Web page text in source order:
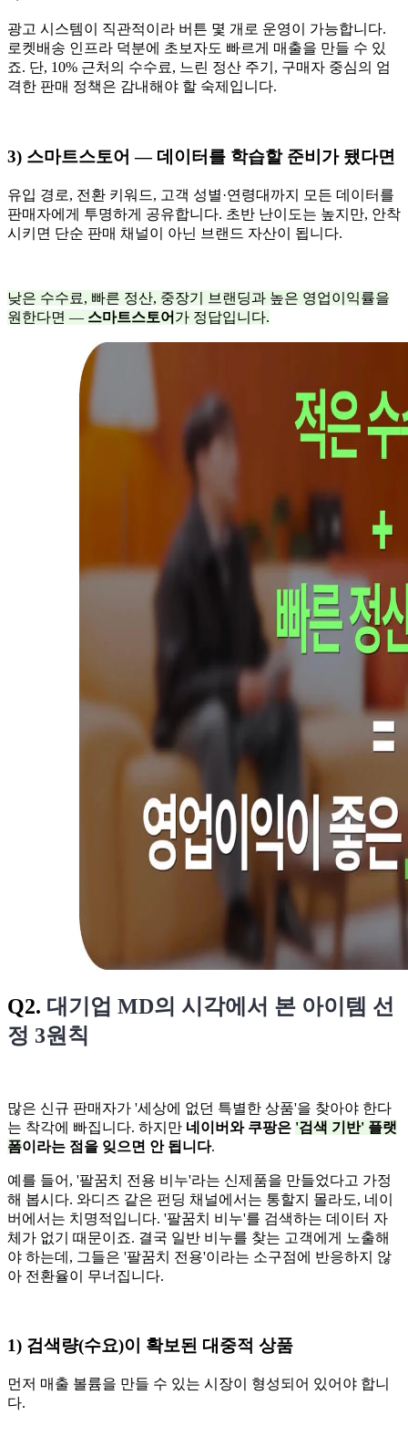
광고 시스템이 직관적이라 버튼 몇 개로 운영이 가능합니다.
로켓배송 인프라 덕분에 초보자도 빠르게 매출을 만들 수 있
죠. 단, 10% 근처의 수수료, 느린 정산 주기, 구매자 중심의 엄
격한 판매 정책은 감내해야 할 숙제입니다.
3) 스마트스토어 — 데이터를 학습할 준비가 됐다면
유입 경로, 전환 키워드, 고객 성별·연령대까지 모든 데이터를
판매자에게 투명하게 공유합니다. 초반 난이도는 높지만, 안착
시키면 단순 판매 채널이 아닌 브랜드 자산이 됩니다.
낮은 수수료, 빠른 정산, 중장기 브랜딩과 높은 영업이익률을
원한다면 — 스마트스토어 가 정답입니다.
Q2. 대기업 MD의 시각에서 본 아이템 선
정 3원칙
많은 신규 판매자가 '세상에 없던 특별한 상품'을 찾아야 한다
는 착각에 빠집니다. 하지만 네이버와 쿠팡은 '검색 기반' 플랫
폼이라는 점을 잊으면 안 됩니다.
예를 들어, '팔꿈치 전용 비누'라는 신제품을 만들었다고 가정
해 봅시다. 와디즈 같은 펀딩 채널에서는 통할지 몰라도, 네이
버에서는 치명적입니다. '팔꿈치 비누'를 검색하는 데이터 자
체가 없기 때문이죠. 결국 일반 비누를 찾는 고객에게 노출해
야 하는데, 그들은 '팔꿈치 전용'이라는 소구점에 반응하지 않
아 전환율이 무너집니다.
1) 검색량(수요)이 확보된 대중적 상품
먼저 매출 볼륨을 만들 수 있는 시장이 형성되어 있어야 합니
다.